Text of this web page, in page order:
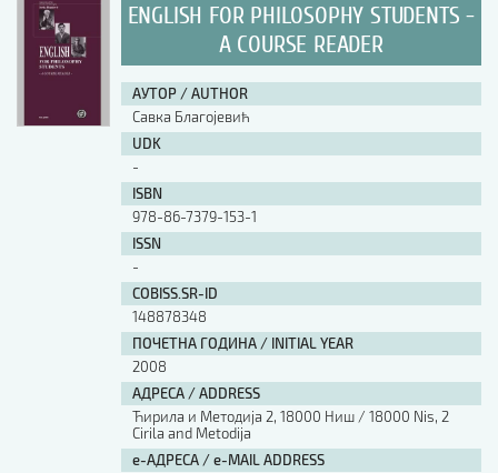
ENGLISH FOR PHILOSOPHY STUDENTS -
A COURSE READER
АУТОР / AUTHOR
Савка Благојевић
UDK
-
ISBN
978-86-7379-153-1
ISSN
-
COBISS.SR-ID
148878348
ПОЧЕТНА ГОДИНА / INITIAL YEAR
2008
АДРЕСА / ADDRESS
Ћирила и Методија 2, 18000 Ниш / 18000 Nis, 2
Cirila and Metodija
е-АДРЕСА / e-MAIL ADDRESS